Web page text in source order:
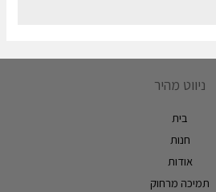
ניווט מהיר
בית
חנות
אודות
תמיכה מרחוק